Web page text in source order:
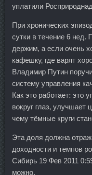
уплатили
При хронических
сутки в течение 6 нед.
держим, а если очень
кафешку, где варят
Владимир Путин
систему управления
Как это работает: это
вокруг глаз, улучшает
чему тёмные круги
Эта доля должна
доходности и темпов
Сибирь 19 Фев 2011
можно.